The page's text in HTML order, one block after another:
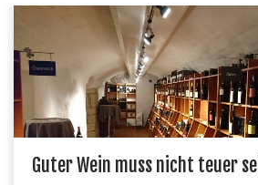
Guter Wein muss nicht teuer